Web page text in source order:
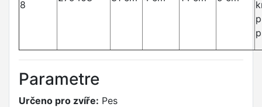
8
Parametre
Určeno pro zvíře: Pes